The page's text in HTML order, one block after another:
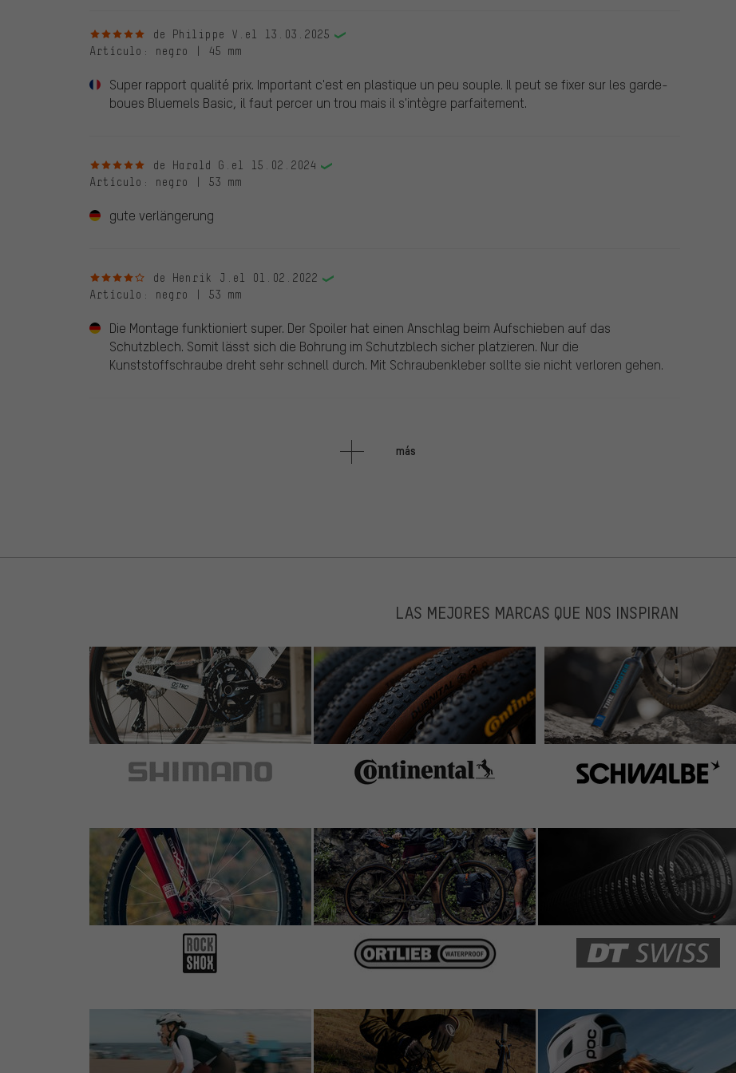
5 de 5 estrellasde Philippe V. el 13.03.2025
Artículo : negro | 45 mm
Super rapport qualité prix. Important c'est en plastique un peu souple. Il peut se fixer sur les garde-
boues Bluemels Basic, il faut percer un trou mais il s'intègre parfaitement.
5 de 5 estrellasde Harald G. el 15.02.2024
Artículo : negro | 53 mm
gute verlängerung
4 de 5 estrellasde Henrik J. el 01.02.2022
Artículo : negro | 53 mm
Die Montage funktioniert super. Der Spoiler hat einen Anschlag beim Aufschieben auf das
Schutzblech. Somit lässt sich die Bohrung im Schutzblech sicher platzieren. Nur die
Kunststoffschraube dreht sehr schnell durch. Mit Schraubenkleber sollte sie nicht verloren gehen.
fest ziehen. Einzig die Schraube ist so lala da Plastik, dreht nach 0,1nm bereits durch, also vorsichtig
sein.
4 de 5 estrellas
de Paul K.el 19.06.2019
0 de 1 clientes le ha parecido útil esta reseña.
Mitgelieferte Kunststoffschraube macht einen minderwertigen Eindruck und lässt sich nicht richtig
festziehen. Mal sehen wie lange sie hält.
5 de 5 estrellasde Tobias W.el 11.04.2018
Artículo: negro | 53 mm
Leider sind die Schutzbleche vieler Fahrräder vorne deutlich zu kurz. Abhilfe schafft dieser
Spritzschutz. Nun bleiben auch Füße und Tretlager trocken. Klare Nachrüstempfehlung
5 de 5 estrellasde Bernhard S.
el 13.11.2017
Artículo
: negro | 35 mm
más
LAS MEJORES MARCAS QUE NOS INSPIRAN